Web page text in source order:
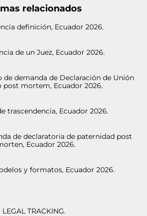
relacionados
definición, Ecuador 2026.
de un Juez, Ecuador 2026.
de demanda de Declaración de Unión
post mortem, Ecuador 2026.
trascendencia, Ecuador 2026.
de declaratoria de paternidad post
Ecuador 2026.
y formatos, Ecuador 2026.
TRACKING.